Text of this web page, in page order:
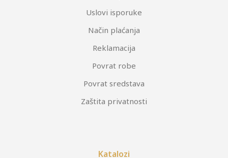
Uslovi isporuke
Način plaćanja
Reklamacija
Povrat robe
Povrat sredstava
Zaštita privatnosti
Katalozi